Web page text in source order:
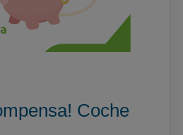
Coche